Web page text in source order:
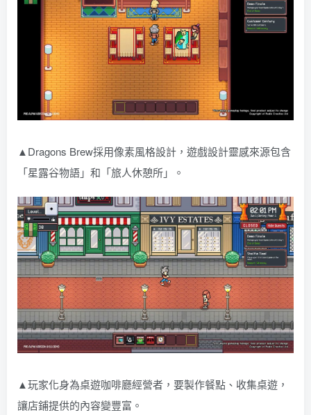
▲Dragons Brew採用像素風格設計，遊戲設計靈感來源包含
「星露谷物語」和「旅人休憩所」。
▲玩家化身為桌遊咖啡廳經營者，要製作餐點、收集桌遊，
讓店鋪提供的內容變豐富。